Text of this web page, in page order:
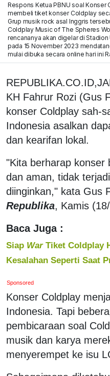
Respons Ketua PBNU soal Konser
membeli tiket konser Coldplay
Grup musik rock asal Inggris
Coldplay Music of The Spheres
rencananya akan digelar di Stadion
pada 15 November 2023
mulai dibuka secara online hari ini
KH Fahrur Rozi (Gus
konser Coldplay sah-
Indonesia asalkan
dan kearifan lokal.
"Kita berharap konser
dan aman, tidak
diinginkan," kata Gus
Republika, Kamis
Baca Juga :
Siap WarTiket Coldplay
Kesalahan Seperti Saat
Sponsored
Konser Coldplay
Indonesia. Tapi
pembicaraan soal
musik dan karya
menyerempet ke isu